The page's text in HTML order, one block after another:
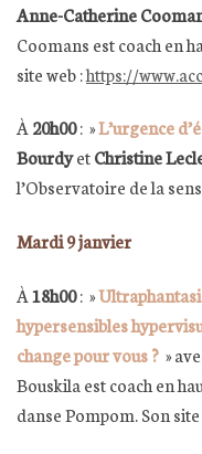
Anne-Catherine
Coomans est coach en
site web :https://
À 20h00: »L’urgence
BourdyetChristine
l’Observatoire de la
Mardi 9 janvier
À 18h00: »
hypersensibles
change pour vous ? »
Bouskila est coach en
danse Pompom. Son site